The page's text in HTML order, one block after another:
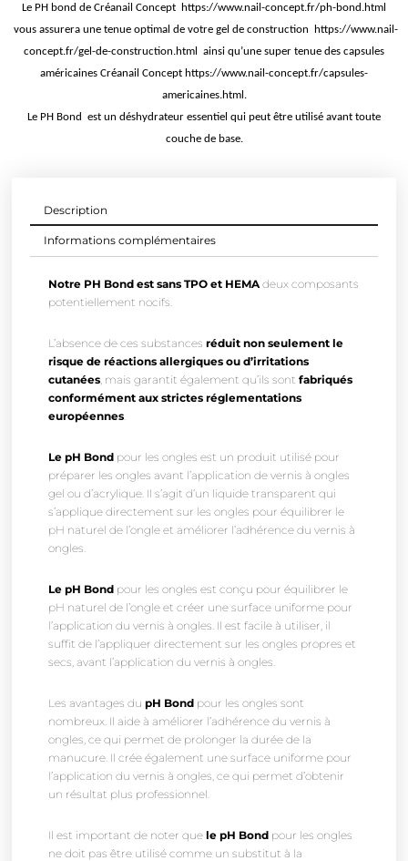
Le PH bond de Créanail Concept https://www.nail-concept.fr/ph-bond.html
vous assurera une tenue optimal de votre gel de construction https://www.nail-
concept.fr/gel-de-construction.html ainsi qu’une super tenue des capsules
américaines Créanail Concept https://www.nail-concept.fr/capsules-
americaines.html.
Le PH Bond est un déshydrateur essentiel qui peut être utilisé avant toute
couche de base.
Description
Informations complémentaires
Notre PH Bond est sans TPO et HEMAdeux composants
potentiellement nocifs.
L’absence de ces substancesréduit non seulement le
risque de réactions allergiques ou d’irritations
cutanées , mais garantit également qu’ils sontfabriqués
conformément aux strictes réglementations
européennes
Le pH Bond pour les ongles est un produit utilisé pour
préparer les ongles avant l’application de vernis à ongles
gel ou d’acrylique. Il s’agit d’un liquide transparent qui
s’applique directement sur les ongles pour équilibrer le
pH naturel de l’ongle et améliorer l’adhérence du vernis à
ongles.
Le pH Bond pour les ongles est conçu pour équilibrer le
pH naturel de l’ongle et créer une surface uniforme pour
l’application du vernis à ongles. Il est facile à utiliser, il
suffit de l’appliquer directement sur les ongles propres et
secs, avant l’application du vernis à ongles.
Les avantages dupH Bond pour les ongles sont
nombreux. Il aide à améliorer l’adhérence du vernis à
ongles, ce qui permet de prolonger la durée de la
manucure. Il crée également une surface uniforme pour
l’application du vernis à ongles, ce qui permet d’obtenir
un résultat plus professionnel.
Il est important de noter quele pH Bond pour les ongles
ne doit pas être utilisé comme un substitut à la